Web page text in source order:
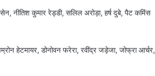
नीतिश कुमार रेड्डी, सलिल अरोड़ा, हर्ष दुबे, पैट कमिंस
हेटमायर, डोनोवन फरेरा, रवींद्र जड़ेजा, जोफ्रा आर्चर,